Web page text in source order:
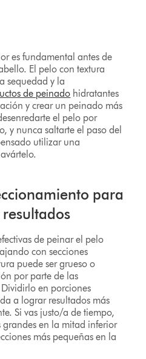
es fundamental antes de
El pelo con textura
sequedad y la
de peinado hidratantes
y crear un peinado más
el pelo por
y nunca saltarte el paso del
utilizar una
para
de peinar el pelo
con secciones
puede ser grueso o
por parte de las
en porciones
a lograr resultados más
Si vas justo/a de tiempo,
grandes en la mitad inferior
más pequeñas en la